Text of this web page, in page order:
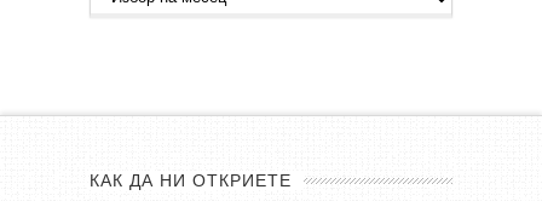
публикации
КАК ДА НИ ОТКРИЕТЕ